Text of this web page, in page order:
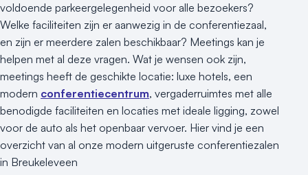
voldoende parkeergelegenheid voor alle bezoekers?
Welke faciliteiten zijn er aanwezig in de conferentiezaal,
en zijn er meerdere zalen beschikbaar? Meetings kan je
helpen met al deze vragen. Wat je wensen ook zijn,
meetings heeft de geschikte locatie: luxe hotels, een
modern conferentiecentrum, vergaderruimtes met alle
benodigde faciliteiten en locaties met ideale ligging, zowel
voor de auto als het openbaar vervoer. Hier vind je een
overzicht van al onze modern uitgeruste conferentiezalen
in Breukeleveen